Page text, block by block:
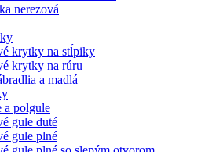
nerezová
krytky na stĺpiky
krytky na rúru
a madlá
a polgule
gule duté
gule plné